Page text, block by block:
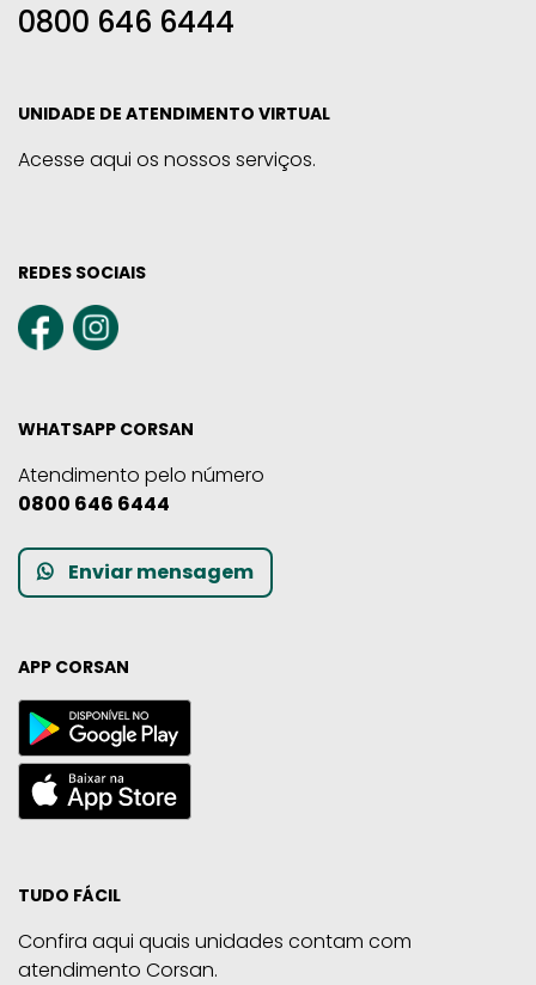
0800 646 6444
UNIDADE DE ATENDIMENTO VIRTUAL
Acesse aqui os nossos serviços.
REDES SOCIAIS
WHATSAPP CORSAN
Atendimento pelo número
0800 646 6444
Enviar mensagem
APP CORSAN
TUDO FÁCIL
Confira aqui quais unidades contam com
atendimento Corsan.